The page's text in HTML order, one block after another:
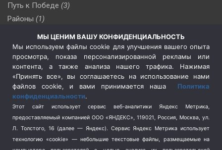
Путь к Победе (3)
Районы (1)
Сельское хозяйство (3)
Социальная политика
(3)
Спецоперация в Украине
Спецоперация на Украине
(404)
Спорт (740)
Терроризм (1)
Транспорт (262)
МЫ ЦЕНИМ ВАШУ КОНФИДЕНЦИАЛЬНОСТЬ
Мы используем файлы cookie для улучшения вашего опыта
просмотра, показа персонализированной рекламы или
контента, а также анализа нашего трафика. Нажимая
«Принять все», вы соглашаетесь на использование нами
файлов cookie, и вами принимается наша Политика
конфиденциальности.
Этот сайт использует сервис веб-аналитики Яндекс Метрика,
предоставляемый компанией ООО «ЯНДЕКС», 119021, Россия, Москва, ул.
Л. Толстого, 16 (далее — Яндекс). Сервис Яндекс Метрика использует
технологию «cookie» — небольшие текстовые файлы, размещаемые на